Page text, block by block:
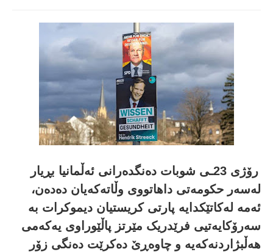
رۆژی 23ـی شوبات دەنگدەرانی ئەڵمانیا بڕیار
لەسەر حکومەتی داهاتووی وڵاتەکەیان دەدەن،
ئەمە لەکاتێکدایە پارتی کریستیان دیموکرات بە
سەرۆکایەتیی فرێدریک مێرتز پاڵێوراوی یەکەمی
هەڵبژاردنەکەیە و چاوەڕێ دەکرێت دەنگی زۆر